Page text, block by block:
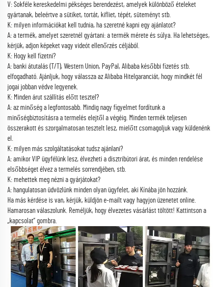
V: Sokféle kereskedelmi pékséges berendezést, amelyek különböző ételeket
gyártanak, beleértve a sütiket, tortát, kifliet, tépét, süteményt stb.
K: milyen információkat kell tudnia, ha szeretné kapni egy ajánlatot?
A: a termék, amelyet szeretnél gyártani: a termék mérete és súlya. Ha lehetséges,
kérjük, adjon képeket vagy videót ellenőrzés céljából.
K: Hogy kell fizetni?
A: banki átutalás (T/T), Western Union, PayPal, Alibaba későbbi fizetés stb.
elfogadható. Ajánljuk, hogy válassza az Alibaba Hitelgaranciát, hogy mindkét fél
jogai jobban védve legyenek.
K: Minden árut szállítás előtt tesztel?
A: az minőség a legfontosabb. Mindig nagy figyelmet fordítunk a
minőségbiztosításra a termelés elejtől a végéig. Minden termék teljesen
összerakott és szorgalmatosan tesztelt lesz, mielőtt csomagoljuk vagy küldenénk
el.
K: milyen más szolgáltatásokat tudsz ajánlani?
A: amikor VIP ügyfélünk lesz, élvezheti a disztribútori árat, és minden rendelése
elsőbbséget élvez a termelés sorrendjében, stb.
K: mehettek meg nézni a gyárjátokat?
A: hangulatosan üdvözlünk minden olyan ügyfelet, aki Kínába jön hozzánk.
Ha más kérdése is van, kérjük, küldjön e-mailt vagy hagyjon üzenetet online.
Hamarosan válaszolunk. Reméljük, hogy élvezetes vásárlást töltött! Kattintson a
„kapcsolat” gombra.